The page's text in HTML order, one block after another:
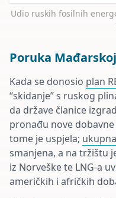
Udio ruskih fosilnih
Poruka
Kada se donosio plan
“skidanje” s ruskog
da države članice
pronađu nove dobavne
tome je uspjela;
smanjena, a na tržištu
iz Norveške te LNG-a
američkih i afričkih